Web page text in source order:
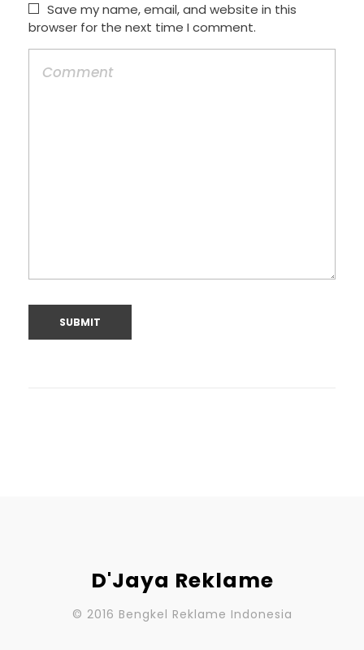
Save my name, email, and website in this
browser for the next time I comment.
D'Jaya Reklame
© 2016 Bengkel Reklame Indonesia